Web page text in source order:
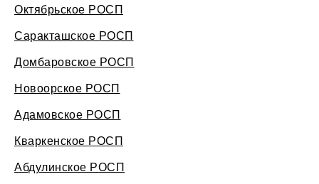
Октябрьское РОСП
Саракташское РОСП
Домбаровское РОСП
Новоорское РОСП
Адамовское РОСП
Кваркенское РОСП
Абдулинское РОСП